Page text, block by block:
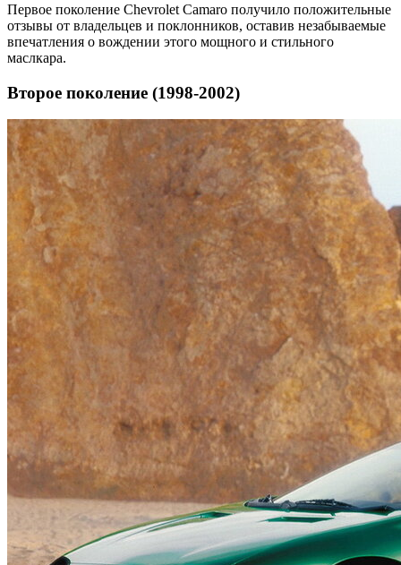
Первое поколение Chevrolet Camaro получило положительные
отзывы от владельцев и поклонников, оставив незабываемые
впечатления о вождении этого мощного и стильного
маслкара.
Второе поколение (1998-2002)